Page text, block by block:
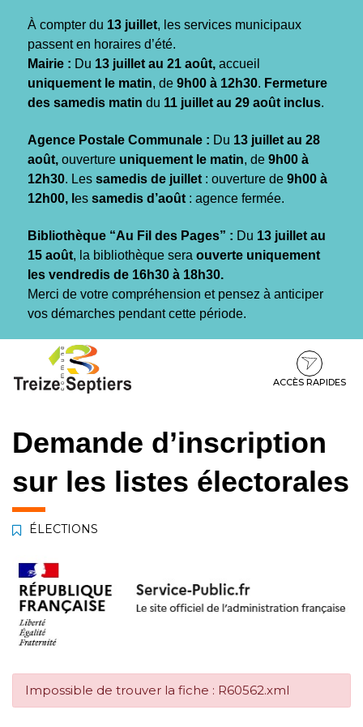
À compter du 13 juillet, les services municipaux
passent en horaires d’été.
Mairie : Du 13 juillet au 21 août, accueil
uniquement le matin, de 9h00 à 12h30. Fermeture
des samedis matin du 11 juillet au 29 août inclus.
Agence Postale Communale : Du 13 juillet au 28
août, ouverture uniquement le matin, de 9h00 à
12h30. Les samedis de juillet : ouverture de 9h00 à
12h00, l es samedis d’août : agence fermée.
Bibliothèque “Au Fil des Pages” : Du 13 juillet au
15 août, la bibliothèque sera ouverte uniquement
les vendredis de 16h30 à 18h30.
Merci de votre compréhension et pensez à anticiper
vos démarches pendant cette période.
contenu
pied
ACCÈS RAPIDES
Demande d’inscription
sur les listes électorales
ÉLECTIONS
Impossible de trouver la fiche : R60562.xml